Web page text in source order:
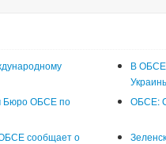
В ОБСЕ
Бюро ОБСЕ по
ОБСЕ:
сообщает о